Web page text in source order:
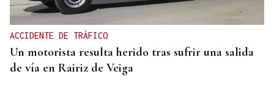
567 millones de dólares por perjudicar la salud
mental de los menores
ACCIDENTE DE TRÁFICO
Un motorista resulta herido tras sufrir una salida
de vía en Rairiz de Veiga